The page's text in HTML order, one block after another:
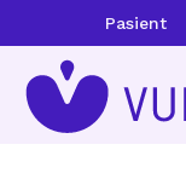
Pasient